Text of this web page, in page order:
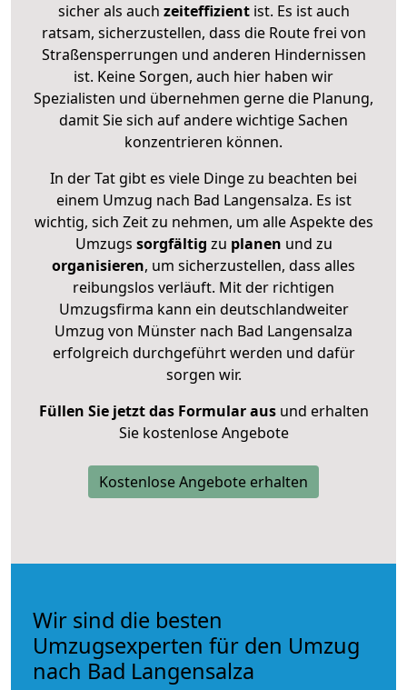
sicher als auch zeiteffizientist. Es ist auch
ratsam, sicherzustellen, dass die Route frei von
Straßensperrungen und anderen Hindernissen
ist. Keine Sorgen, auch hier haben wir
Spezialisten und übernehmen gerne die Planung,
damit Sie sich auf andere wichtige Sachen
konzentrieren können.
In der Tat gibt es viele Dinge zu beachten bei
einem Umzug nach Bad Langensalza. Es ist
wichtig, sich Zeit zu nehmen, um alle Aspekte des
Umzugs sorgfältig zu planen und zu
organisieren, um sicherzustellen, dass alles
reibungslos verläuft. Mit der richtigen
Umzugsfirma kann ein deutschlandweiter
Umzug von Münster nach Bad Langensalza
erfolgreich durchgeführt werden und dafür
sorgen wir.
Füllen Sie jetzt das Formular ausund erhalten
Sie kostenlose Angebote
Kostenlose Angebote erhalten
Wir sind die besten
Umzugsexperten für den Umzug
nach Bad Langensalza